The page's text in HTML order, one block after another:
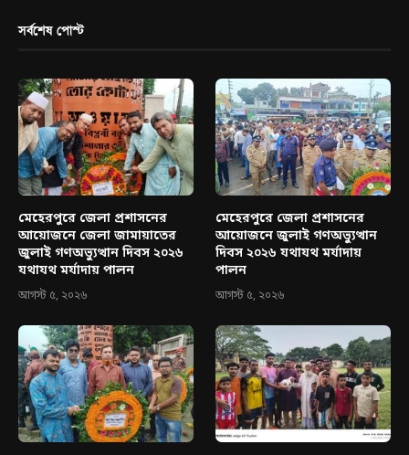
সর্বশেষ পোস্ট
মেহেরপুরে জেলা প্রশাসনের
আয়োজনে জেলা জামায়াতের
জুলাই গণঅভ্যুত্থান দিবস ২০২৬
যথাযথ মর্যাদায় পালন
আগস্ট ৫, ২০২৬
মেহেরপুরে জেলা প্রশাসনের
আয়োজনে জুলাই গণঅভ্যুত্থান
দিবস ২০২৬ যথাযথ মর্যাদায়
পালন
আগস্ট ৫, ২০২৬